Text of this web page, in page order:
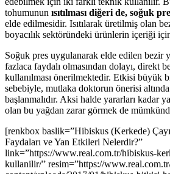
tohumunun ısıtılması diğeri de, soğuk
elde edilmesidir. Isıtılarak üretilmiş olan
boyacılık sektöründeki ürünlerin içeriği
Soğuk pres uygulanarak elde edilen bezir
fazlaca faydalı olmasından dolayı, direkt
kullanılması önerilmektedir. Etkisi büyük
sebebiyle, mutlaka doktorun önerisi altında
başlanmalıdır. Aksi halde yararları kadar
olan bu yağdan zarar görmek de
[renkbox baslik=”Hibiskus (Kerkede)
Faydaları ve Yan Etkileri Nelerdir?”
link=”https://www.real.com.tr/hibiskus-
kullanilir/” resim=”https://